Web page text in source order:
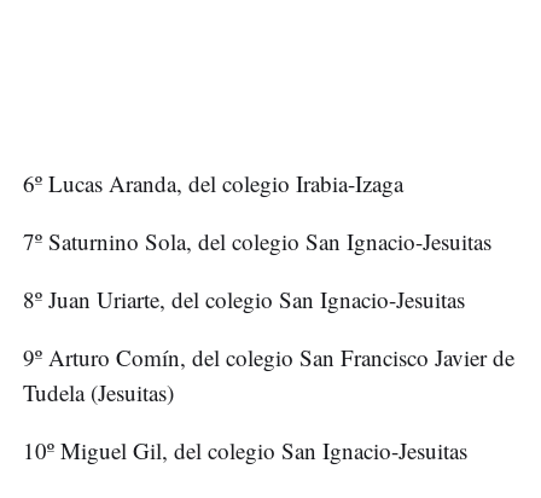
6º Lucas Aranda, del colegio Irabia-Izaga
7º Saturnino Sola, del colegio San Ignacio-Jesuitas
8º Juan Uriarte, del colegio San Ignacio-Jesuitas
9º Arturo Comín, del colegio San Francisco Javier de
Tudela (Jesuitas)
10º Miguel Gil, del colegio San Ignacio-Jesuitas